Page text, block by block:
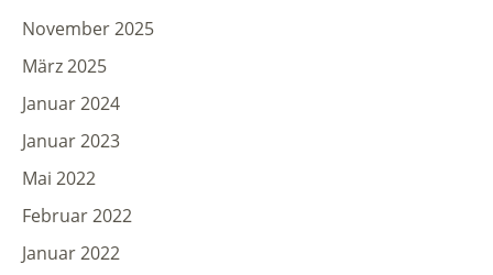
November 2025
März 2025
Januar 2024
Januar 2023
Mai 2022
Februar 2022
Januar 2022